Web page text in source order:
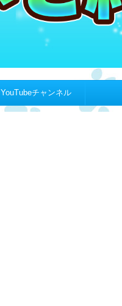
YouTubeチャンネル